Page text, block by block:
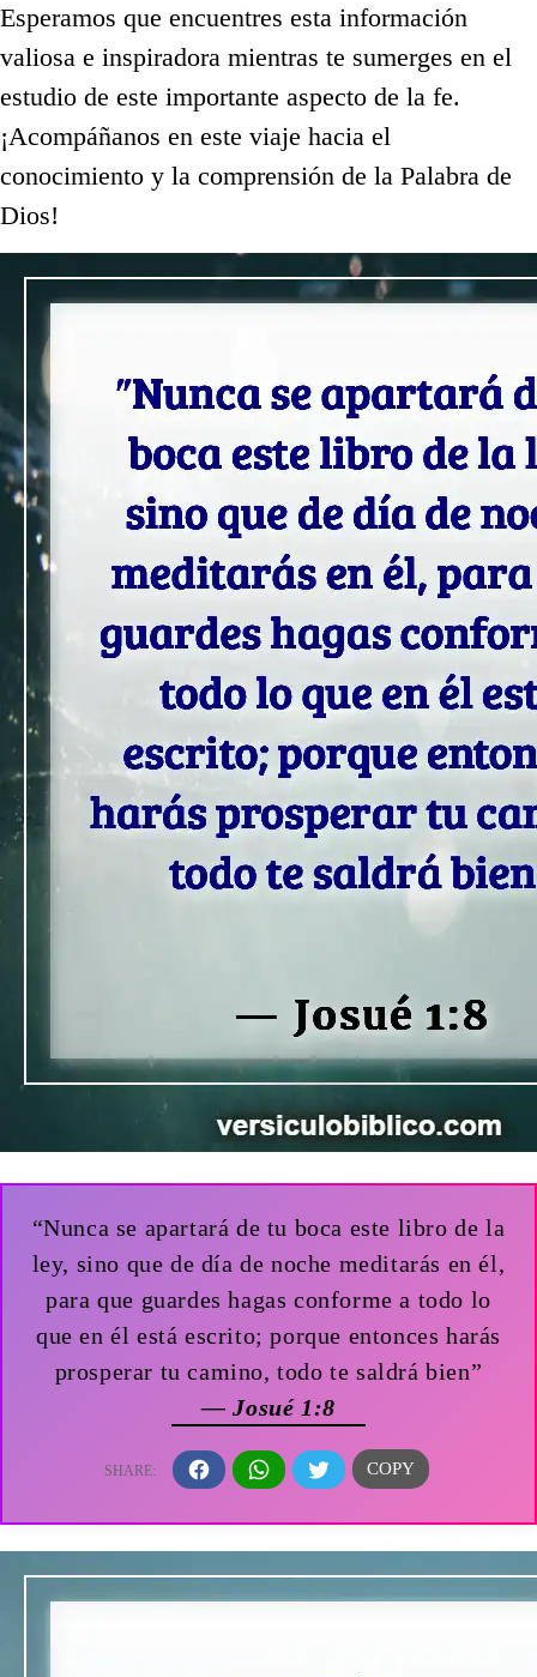
Esperamos que encuentres esta información
valiosa e inspiradora mientras te sumerges en el
estudio de este importante aspecto de la fe.
¡Acompáñanos en este viaje hacia el
conocimiento y la comprensión de la Palabra de
Dios!
“Nunca se apartará de tu boca este libro de la
ley, sino que de día de noche meditarás en él,
para que guardes hagas conforme a todo lo
que en él está escrito; porque entonces harás
prosperar tu camino, todo te saldrá bien”
— Josué 1:8